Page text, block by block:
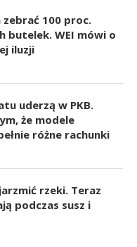
zebrać 100 proc.
butelek. WEI mówi o
iluzji
uderzą w PKB.
że modele
różne rachunki
rzeki. Teraz
podczas susz i